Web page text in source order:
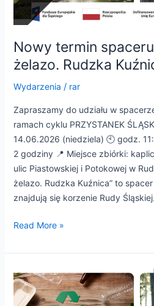
Nowy termin spaceru
żelazo. Rudzka
Wydarzenia / rar
Zapraszamy do udziału w
ramach cyklu PRZYSTANEK
14.06.2026 (niedziela) 🕙 godz.
2 godziny 📍 Miejsce zbiórki:
ulic Piastowskiej i Potokowej w
żelazo. Rudzka Kuźnica” to
znajdują się korzenie Rudy Śląskiej.
Read More »
Wyniki
V
naboru